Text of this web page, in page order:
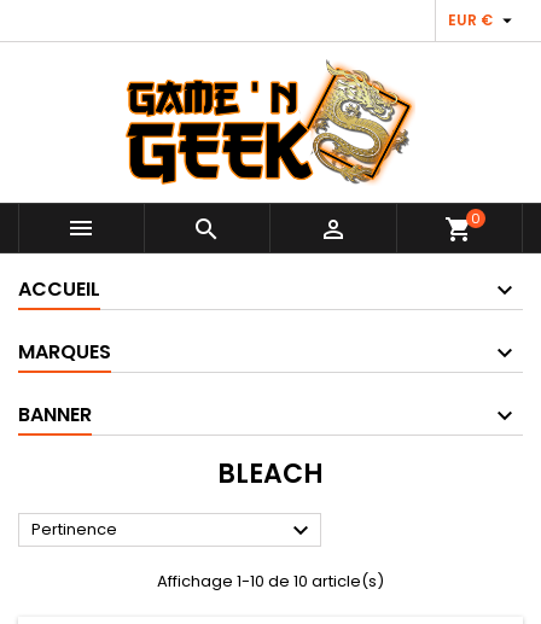
EUR € 
   shopping_cart0
ACCUEIL
MARQUES
BANNER
BLEACH
Pertinence 
Affichage 1-10 de 10 article(s)